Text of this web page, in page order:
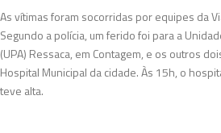
As vítimas foram socorridas por equipes da
Segundo a polícia, um ferido foi para a
(UPA) Ressaca, em Contagem, e os outros
Hospital Municipal da cidade. Às 15h, o
teve alta.